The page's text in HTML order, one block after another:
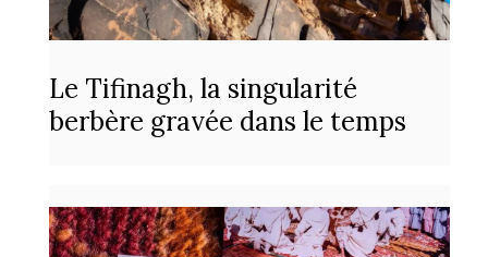
Le Tifinagh, la singularité
berbère gravée dans le temps